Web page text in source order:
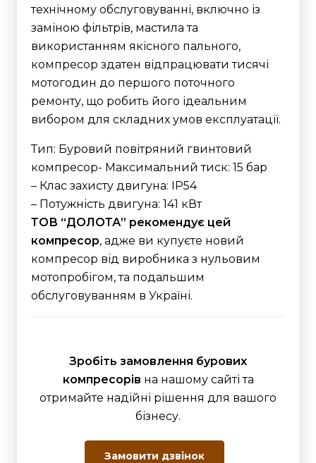
технічному обслуговуванні, включно із
заміною фільтрів, мастила та
використанням якісного пального,
компресор здатен відпрацювати тисячі
мотогодин до першого поточного
ремонту, що робить його ідеальним
вибором для складних умов експлуатації.
Тип: Буровий повітряний гвинтовий
компресор- Максимальний тиск: 15 бар
– Клас захисту двигуна: IP54
– Потужність двигуна: 141 кВт
ТОВ “ДОЛОТА” рекомендує цей
компресор, адже ви купуєте новий
компресор від виробника з нульовим
мотопробігом, та подальшим
обслуговуванням в Україні.
Зробіть замовлення бурових
компресорів на нашому сайті та
отримайте надійні рішення для вашого
бізнесу.
Замовити дзвінок